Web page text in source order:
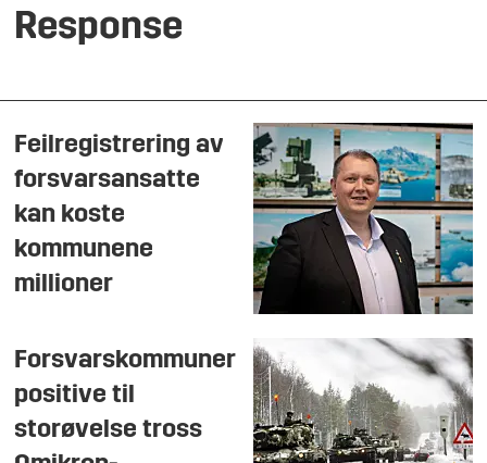
Response
Feilregistrering av
forsvarsansatte
kan koste
kommunene
millioner
Forsvarskommuner
positive til
storøvelse tross